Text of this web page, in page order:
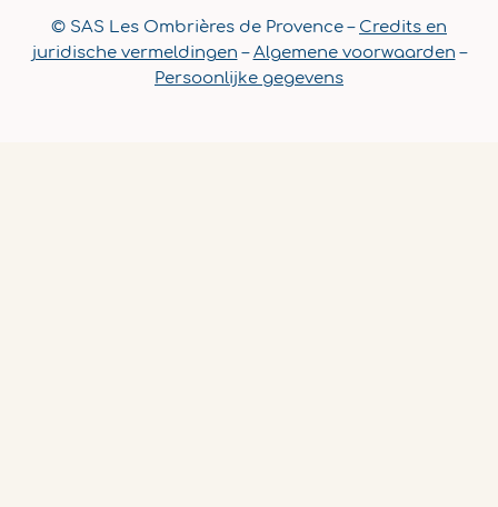
© SAS Les Ombrières de Provence – Credits en
juridische vermeldingen –Algemene voorwaarden –
Persoonlijke gegevens